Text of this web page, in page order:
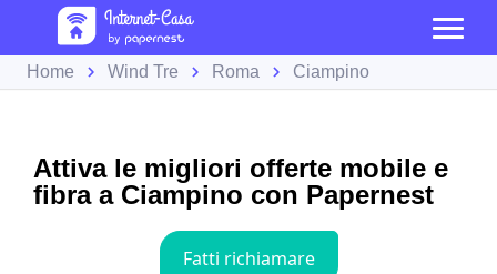
Home Wind Tre Roma Ciampino